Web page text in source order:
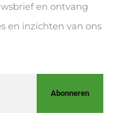
en ontvang
en inzichten van ons
Abonneren